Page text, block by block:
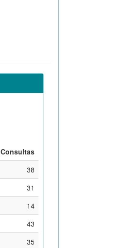
Consultas
38
31
14
43
35